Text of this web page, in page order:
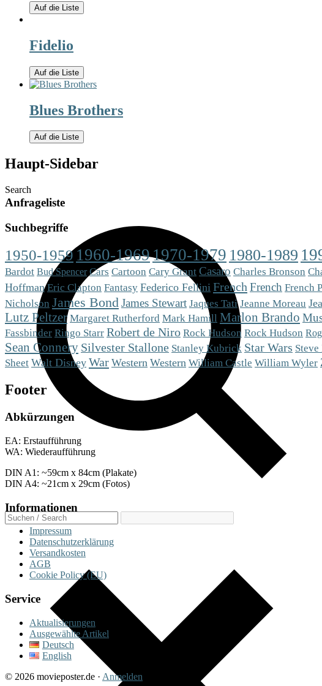
Auf die Liste
Fidelio
Auf die Liste
Blues Brothers
Auf die Liste
Haupt-Sidebar
Search
Anfrageliste
Suchbegriffe
1950-1959 1960-19691970-1979 1980-1989
Bardot Bud Spencer Cars Cartoon Cary Grant Casaro Charles Bronson
Hoffman Eric Clapton Fantasy Federico Fellini FrenchFrench French
Nicholson James BondJames Stewart Jaques Tati Jeanne Moreau
Lutz Peltzer Margaret Rutherford Mark Hamill Marlon Brando
Fassbinder Ringo Starr Robert de Niro Rock Hudson Rock Hudson
Sean Connery Silvester Stallone Stanley Kubrick Star Wars
Sheet Walt Disney War Western Western William Castle William Wyler
Footer
Abkürzungen
EA: Erstaufführung
WA: Wiederaufführung
DIN A1: ~59cm x 84cm (Plakate)
DIN A4: ~21cm x 29cm (Fotos)
Informationen
Impressum
Datenschutzerklärung
Versandkosten
AGB
Cookie Policy (EU)
Service
Aktualisierungen
Ausgewählte Artikel
Deutsch
English
© 2026 movieposter.de · Anmelden